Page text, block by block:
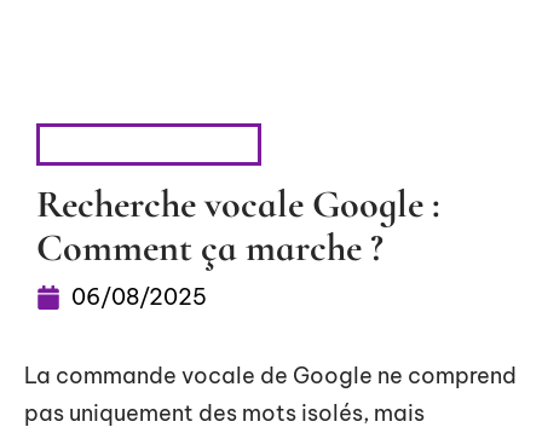
Recherche vocale Google :
Comment ça marche ?
06/08/2025
La commande vocale de Google ne comprend
pas uniquement des mots isolés, mais